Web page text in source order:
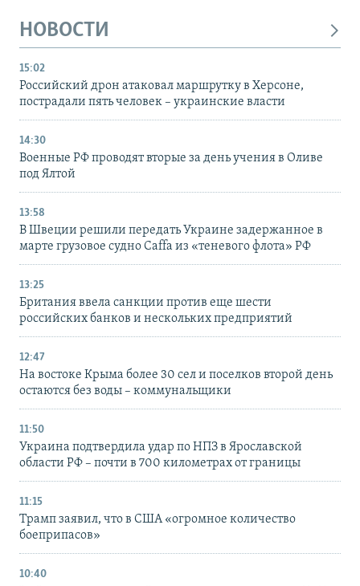
НОВОСТИ
15:02
Российский дрон атаковал маршрутку в Херсоне,
пострадали пять человек – украинские власти
14:30
Военные РФ проводят вторые за день учения в Оливе
под Ялтой
13:58
В Швеции решили передать Украине задержанное в
марте грузовое судно Caffa из «теневого флота» РФ
13:25
Британия ввела санкции против еще шести
российских банков и нескольких предприятий
12:47
На востоке Крыма более 30 сел и поселков второй день
остаются без воды – коммунальщики
11:50
Украина подтвердила удар по НПЗ в Ярославской
области РФ – почти в 700 километрах от границы
11:15
Трамп заявил, что в США «огромное количество
боеприпасов»
10:40